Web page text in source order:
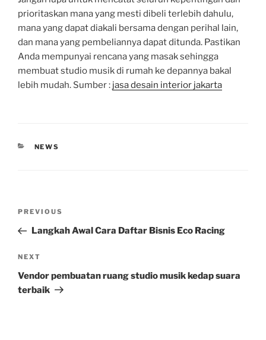
prioritaskan mana yang mesti dibeli terlebih dahulu,
mana yang dapat diakali bersama dengan perihal lain,
dan mana yang pembeliannya dapat ditunda. Pastikan
Anda mempunyai rencana yang masak sehingga
membuat studio musik di rumah ke depannya bakal
lebih mudah. Sumber : jasa desain interior jakarta
CATEGORIES
NEWS
Previous
Post
PREVIOUS
Langkah Awal Cara Daftar Bisnis Eco Racing
Next
Post
NEXT
Vendor pembuatan ruang studio musik kedap suara
terbaik